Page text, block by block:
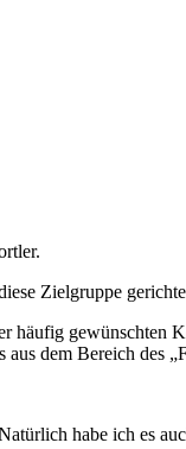
Zielgruppe
dem Bereich des
habe ich es